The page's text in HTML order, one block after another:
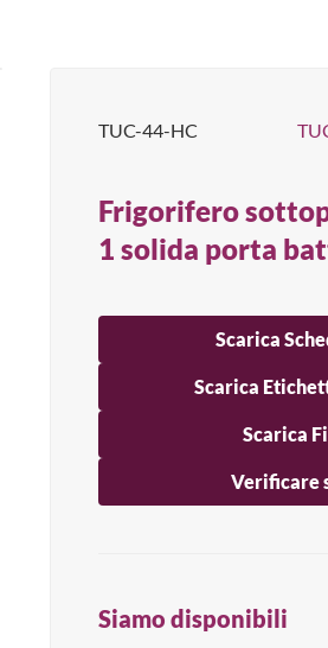
TUC-44-HC
Frigorifero
1 solida porta
Scarica
Scarica
Scarica
Verificare
Siamo disponibili